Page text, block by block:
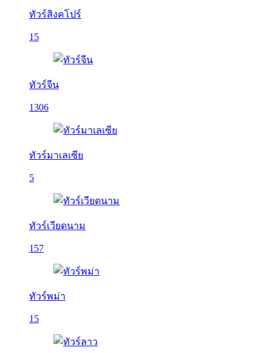
ทัวร์สิงคโปร์
15
ทัวร์จีน
1306
ทัวร์มาเลเซีย
5
ทัวร์เวียดนาม
157
ทัวร์พม่า
15